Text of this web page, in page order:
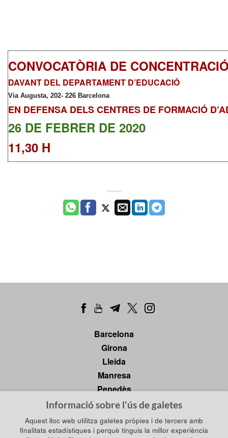
CONVOCATÒRIA DE
DAVANT DEL DEPARTAMENT D’EDUCACIÓ
Via Augusta, 202- 226 Barcelona
EN DEFENSA DELS CENTRES DE FORMACIÓ
26 DE FEBRER DE 2020
11,30 H
Barcelona
Girona
Lleida
Manresa
Penedès
Tarragona
Tortosa
Informació sobre l'ús de galetes
Aquest lloc web utilitza galetes pròpies i de tercers amb
finalitats estadístiques i perquè tinguis la millor experiència